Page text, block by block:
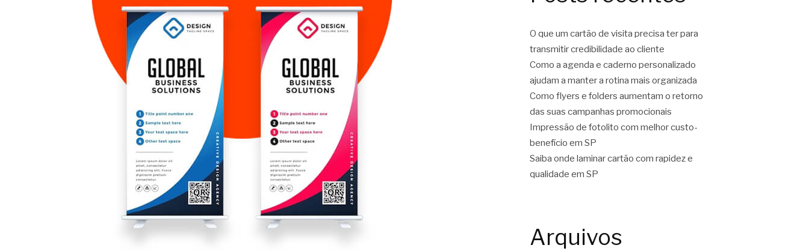
O que um cartão de visita precisa ter para
transmitir credibilidade ao cliente
Como a agenda e caderno personalizado
ajudam a manter a rotina mais organizada
Como flyers e folders aumentam o retorno
das suas campanhas promocionais
Impressão de fotolito com melhor custo-
benefício em SP
Saiba onde laminar cartão com rapidez e
qualidade em SP
Arquivos